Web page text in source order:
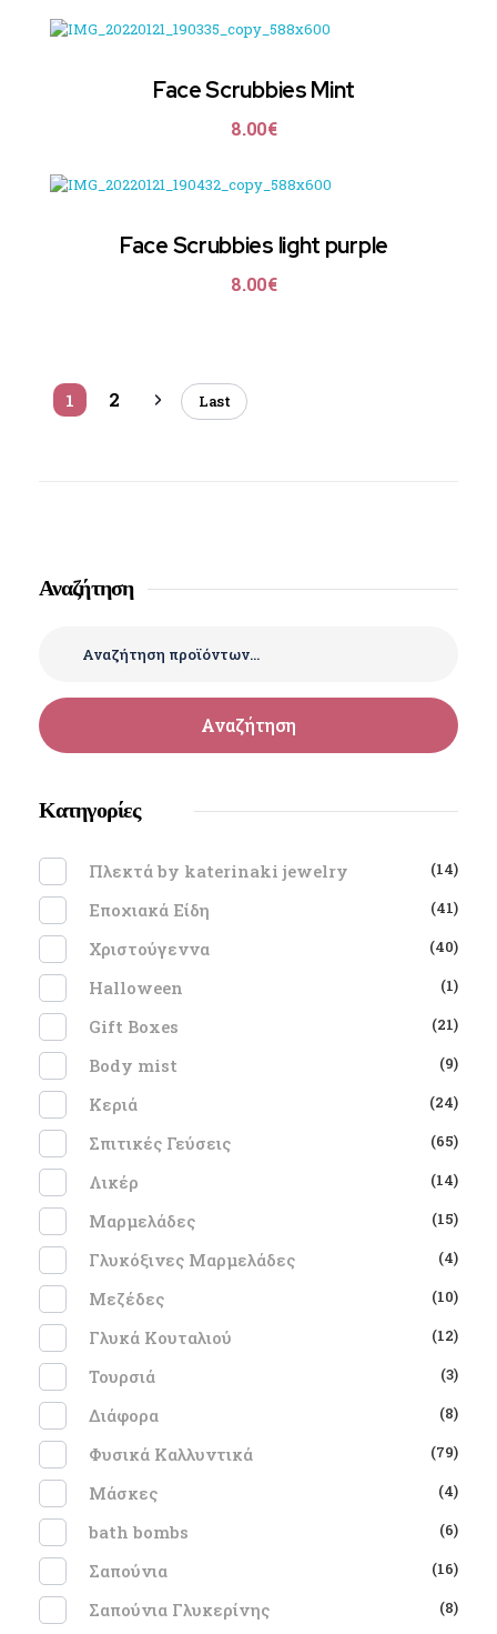
Face Scrubbies Mint
8.00€
Face Scrubbies light purple
8.00€
1 2 Last
Αναζήτηση
Αναζήτηση
Κατηγορίες
Πλεκτά by katerinaki jewelry (14)
Εποχιακά Είδη (41)
Χριστούγεννα (40)
Halloween (1)
Gift Boxes (21)
Body mist (9)
Κεριά (24)
Σπιτικές Γεύσεις (65)
Λικέρ (14)
Μαρμελάδες (15)
Γλυκόξινες Μαρμελάδες (4)
Μεζέδες (10)
Γλυκά Κουταλιού (12)
Τουρσιά (3)
Διάφορα (8)
Φυσικά Καλλυντικά (79)
Μάσκες (4)
bath bombs (6)
Σαπούνια (16)
Σαπούνια Γλυκερίνης (8)